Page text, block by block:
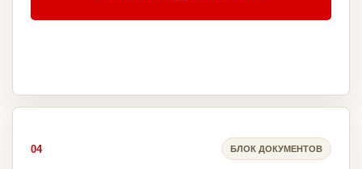
04 БЛОК ДОКУМЕНТОВ